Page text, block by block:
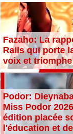
Fazaho: La
Rails qui porte
voix et triomphe
Podor:
Miss Podor
édition placée
l'éducation et